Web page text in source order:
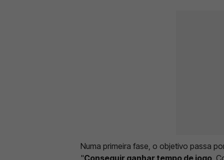
Numa primeira fase, o objetivo passa